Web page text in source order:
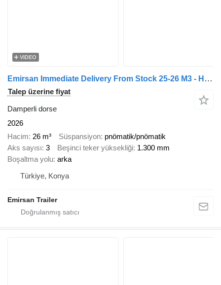
VIDEO
Emirsan Immediate Delivery From Stock 25-26 M3 - HARDOX - SAF INTRADISC
Talep üzerine fiyat
Damperli dorse
2026
Hacim 26 m³ Süspansiyon pnömatik/pnömatik
Aks sayısı 3 Beşinci teker yüksekliği 1.300 mm
Boşaltma yolu arka
Türkiye, Konya
Emirsan Trailer